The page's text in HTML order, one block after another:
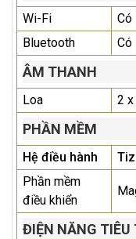
Wi-Fi
Có
Bluetooth
Có
ÂM THANH
Loa 2 x
PHẦN MỀM
Hệ điều hành
Phần mềm
điều khiển
ĐIỆN NĂNG TIÊU